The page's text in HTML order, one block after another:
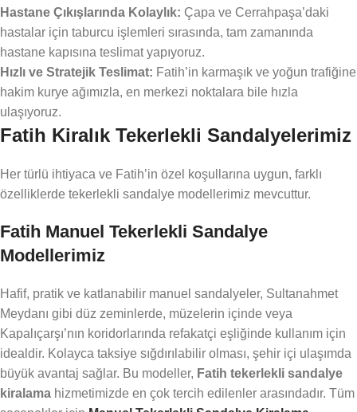
Hastane Çıkışlarında Kolaylık: Çapa ve Cerrahpaşa’daki
hastalar için taburcu işlemleri sırasında, tam zamanında
hastane kapısına teslimat yapıyoruz.
Hızlı ve Stratejik Teslimat: Fatih’in karmaşık ve yoğun trafiğine
hakim kurye ağımızla, en merkezi noktalara bile hızla
ulaşıyoruz.
Fatih Kiralık Tekerlekli Sandalyelerimiz
Her türlü ihtiyaca ve Fatih’in özel koşullarına uygun, farklı
özelliklerde tekerlekli sandalye modellerimiz mevcuttur.
Fatih Manuel Tekerlekli Sandalye
Modellerimiz
Hafif, pratik ve katlanabilir manuel sandalyeler, Sultanahmet
Meydanı gibi düz zeminlerde, müzelerin içinde veya
Kapalıçarşı’nın koridorlarında refakatçi eşliğinde kullanım için
idealdir. Kolayca taksiye sığdırılabilir olması, şehir içi ulaşımda
büyük avantaj sağlar. Bu modeller, Fatih tekerlekli sandalye
kiralama hizmetimizde en çok tercih edilenler arasındadır. Tüm